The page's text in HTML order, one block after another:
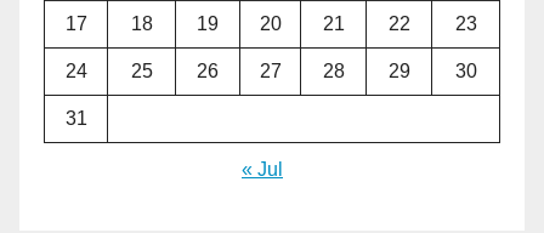
17 18 19 20 21 22 23
24 25 26 27 28 29 30
31
« Jul